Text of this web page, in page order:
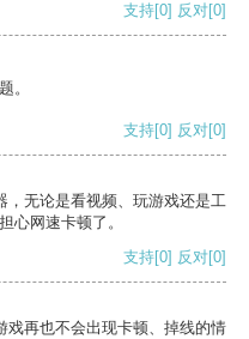
支持[0] 反对[0]
。
支持[0] 反对[0]
，无论是看视频、玩游戏还是工
心网速卡顿了。
支持[0] 反对[0]
戏再也不会出现卡顿、掉线的情